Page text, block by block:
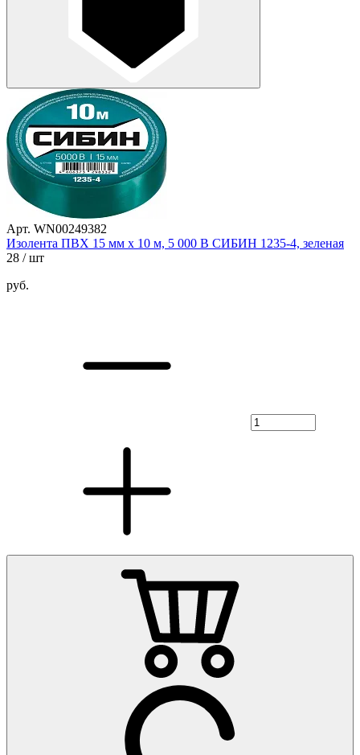
Арт. WN00249382
Изолента ПВХ 15 мм х 10 м, 5 000 В СИБИН 1235-4, зеленая
28 / шт
руб.